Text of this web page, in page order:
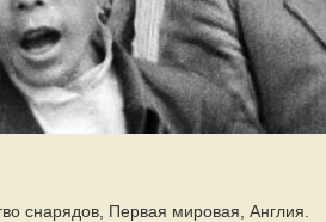
снарядов, Первая мировая, Англия.